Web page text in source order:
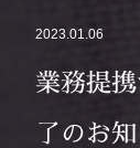
2023.01.06
業務提
了のお